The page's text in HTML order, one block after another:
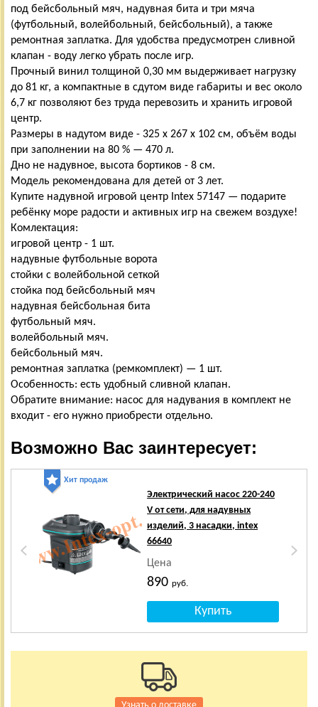
под бейсбольный мяч, надувная бита и три мяча
(футбольный, волейбольный, бейсбольный), а также
ремонтная заплатка. Для удобства предусмотрен сливной
клапан - воду легко убрать после игр.
Прочный винил толщиной 0,30 мм выдерживает нагрузку
до 81 кг, а компактные в сдутом виде габариты и вес около
6,7 кг позволяют без труда перевозить и хранить игровой
центр.
Размеры в надутом виде - 325 х 267 х 102 см, объём воды
при заполнении на 80 % — 470 л.
Дно не надувное, высота бортиков - 8 см.
Модель рекомендована для детей от 3 лет.
Купите надувной игровой центр Intex 57147 — подарите
ребёнку море радости и активных игр на свежем воздухе!
Комлектация:
игровой центр - 1 шт.
надувные футбольные ворота
стойки с волейбольной сеткой
стойка под бейсбольный мяч
надувная бейсбольная бита
футбольный мяч.
волейбольный мяч.
бейсбольный мяч.
ремонтная заплатка (ремкомплект) — 1 шт.
Особенность: есть удобный сливной клапан.
Обратите внимание: насос для надувания в комплект не
входит - его нужно приобрести отдельно.
Возможно Вас заинтересует:
Хит продаж
Электрический насос 220-240
V от сети, для надувных
изделий, 3 насадки, intex
66640
Цена
890руб.